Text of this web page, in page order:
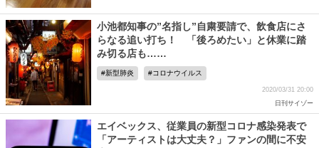
小池都知事の”名指し”自粛要請で、飲食店にさ
らなる追い打ち！ 「後ろめたい」と休業に踏
み切る店も……
新型肺炎 コロナウイルス
2020/03/31 20:00
日刊サイゾー
エイベックス、従業員の新型コロナ感染発表で
「アーティストは大丈夫？」ファンの間に不安